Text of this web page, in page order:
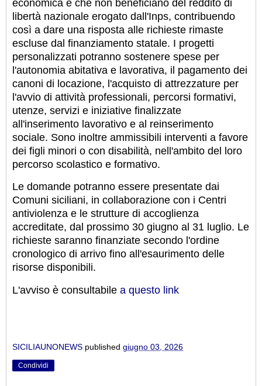
economica e che non beneficiano del reddito di
libertà nazionale erogato dall'Inps, contribuendo
così a dare una risposta alle richieste rimaste
escluse dal finanziamento statale. I progetti
personalizzati potranno sostenere spese per
l'autonomia abitativa e lavorativa, il pagamento dei
canoni di locazione, l'acquisto di attrezzature per
l'avvio di attività professionali, percorsi formativi,
utenze, servizi e iniziative finalizzate
all'inserimento lavorativo e al reinserimento
sociale. Sono inoltre ammissibili interventi a favore
dei figli minori o con disabilità, nell'ambito del loro
percorso scolastico e formativo.
Le domande potranno essere presentate dai
Comuni siciliani, in collaborazione con i Centri
antiviolenza e le strutture di accoglienza
accreditate, dal prossimo 30 giugno al 31 luglio. Le
richieste saranno finanziate secondo l'ordine
cronologico di arrivo fino all'esaurimento delle
risorse disponibili.
L'avviso è consultabile a questo link
SICILIAUNONEWS published giugno 03, 2026
Condividi